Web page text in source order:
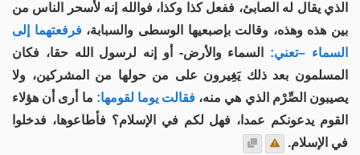
الذي يقال له الصابئ، ففعل كذا وكذا، فوالله إنه لأسحر الناس من
بين هذه وهذه، وقالت بإصبعيها الوسطى والسبابة، فرفعتهما إلى
السماء –تعني: السماء والأرض- أو إنه لرسول الله حقا، فكان
المسلمون بعد ذلك يَغِيرون على من حولها من المشركين، ولا
يصيبون الصِّرْم الذي هي منه، فقالت يوما لقومها: ما أرى أن هؤلاء
القوم يدعونكم عمدا، فهل لكم في الإسلام؟ فأطاعوها، فدخلوا
في الإسلام.